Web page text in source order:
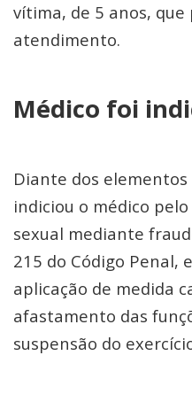
vítima, de 5 anos,
atendimento.
Médico foi
Diante dos
indiciou o médico
sexual mediante
215 do Código Penal,
aplicação de medida
afastamento das
suspensão do